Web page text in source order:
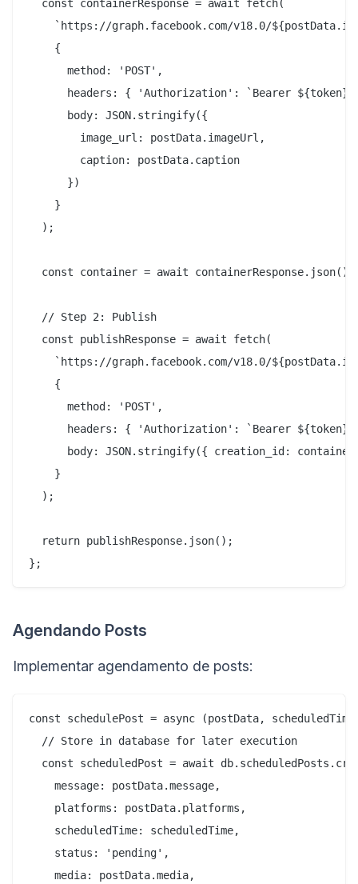
  const containerResponse = await fetch(
`https://graph.facebook.com/v18.0/
    {
      method: 'POST',
headers: { 'Authorization': `Bearer ${token}`
      body: JSON.stringify({
        image_url: postData.imageUrl,
        caption: postData.caption
      })
    }
  );
  const container = await containerResponse.json();
  // Step 2: Publish
  const publishResponse = await fetch(
`https://graph.facebook.com/v18.0/
    {
      method: 'POST',
headers: { 'Authorization': `Bearer ${token}`
body: JSON.stringify({ creation_id:
    }
  );
  return publishResponse.json();
Agendando Posts
Implementar agendamento de posts:
const schedulePost = async (postData,
  // Store in database for later execution
const scheduledPost = await
    message: postData.message,
    platforms: postData.platforms,
    scheduledTime: scheduledTime,
    status: 'pending',
    media: postData.media,